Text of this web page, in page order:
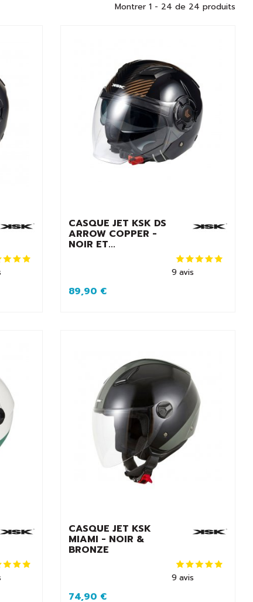
celui est endommagé ou montre des signes d'usure.
Montrer 1 - 24 de 24 produits
CASQUE JET KSK DS
ARROW COPPER -
NOIR ET...
9 avis
89,90 €
CASQUE JET KSK
MIAMI - NOIR &
BRONZE
9 avis
74,90 €